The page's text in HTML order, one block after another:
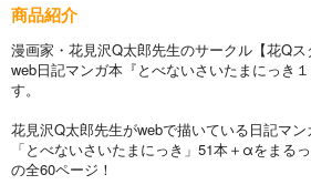
商品紹介
漫画家・花見沢Q太郎先生のサークル【花Qス
web日記マンガ本『とべないさいたまにっき
す。
花見沢Q太郎先生がwebで描いている日記マン
「とべないさいたまにっき」51本＋αをまる
の全60ページ！